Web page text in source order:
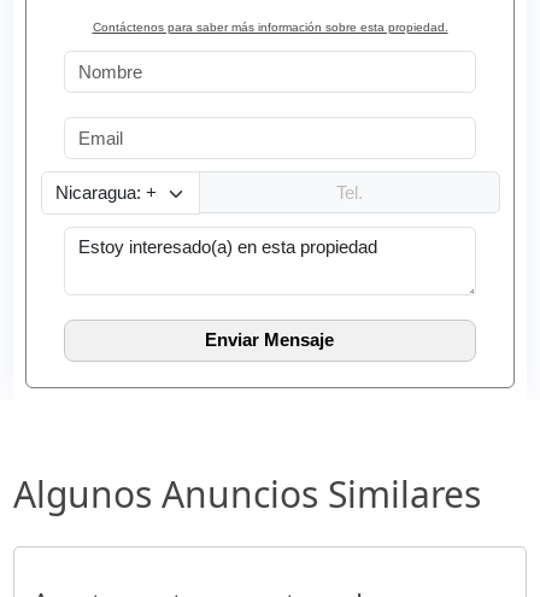
Contáctenos para saber más información sobre esta propiedad.
Algunos Anuncios Similares